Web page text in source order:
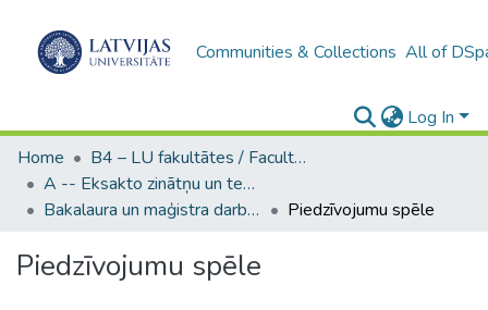
Communities & Collections All of
Log In
Home
B4 – LU fakultātes / Faculties of the UL
A -- Eksakto zinātņu un tehnoloģiju fakultāte / Faculty of Science and Technology
Bakalaura un maģistra darbi (EZTF) / Bachelor's and Master's theses
Piedzīvojumu spēle
Piedzīvojumu spēle